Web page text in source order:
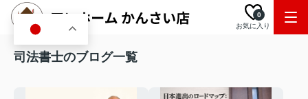
お気に入り
0
司法書士のブログ一覧